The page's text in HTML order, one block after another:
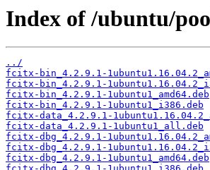
Index of /ubuntu/
../
fcitx-bin_4.2.9.1-
fcitx-bin_4.2.9.1-
fcitx-bin_4.2.9.1-1ubuntu1_amd64.deb
fcitx-bin_4.2.9.1-1ubuntu1_i386.deb
fcitx-data_4.2.9.1-
fcitx-data_4.2.9.1-1ubuntu1_all.deb
fcitx-dbg_4.2.9.1-
fcitx-dbg_4.2.9.1-
fcitx-dbg_4.2.9.1-1ubuntu1_amd64.deb